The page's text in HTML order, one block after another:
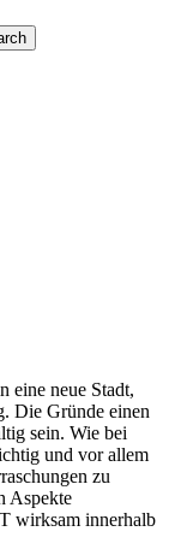
eine neue Stadt,
Die Gründe einen
sein. Wie bei
und vor allem
zu
Aspekte
wirksam innerhalb